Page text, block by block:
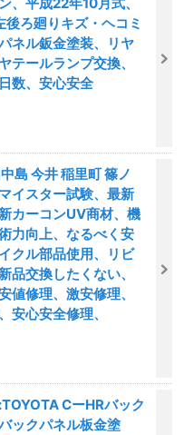
ろ廻りキズ・ヘコミ
ネル鈑金塗装、リヤ
テールランプ交換、
数、安心安全
島 今井 稲里町 篠ノ
イスター試験、最新
カーコンUV商材、機
力向上、なるべく安
クル部品使用、リビ
品交換したくない、
値修理、激安修理、
安心安全修理、
CーHRバック
ックパネル板金塗